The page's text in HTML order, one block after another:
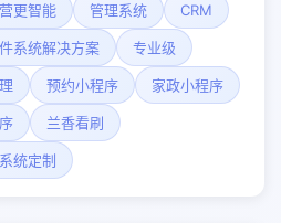
更智能 管理系统 CRM
系统解决方案 专业级
预约小程序 家政小程序
兰香看刷
统定制